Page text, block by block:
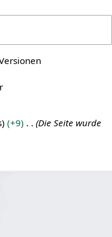
+9
Die Seite wurde